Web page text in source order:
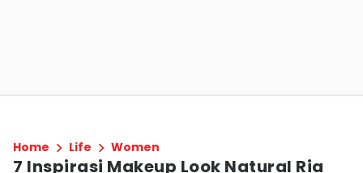
Home Life Women
7 Inspirasi Makeup Look Natural Ria